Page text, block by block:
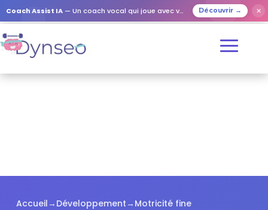
Coach Assist IA — Un coach vocal qui joue avec vos proches Découvrir → ✕
Accueil → Développement → Motricité fine